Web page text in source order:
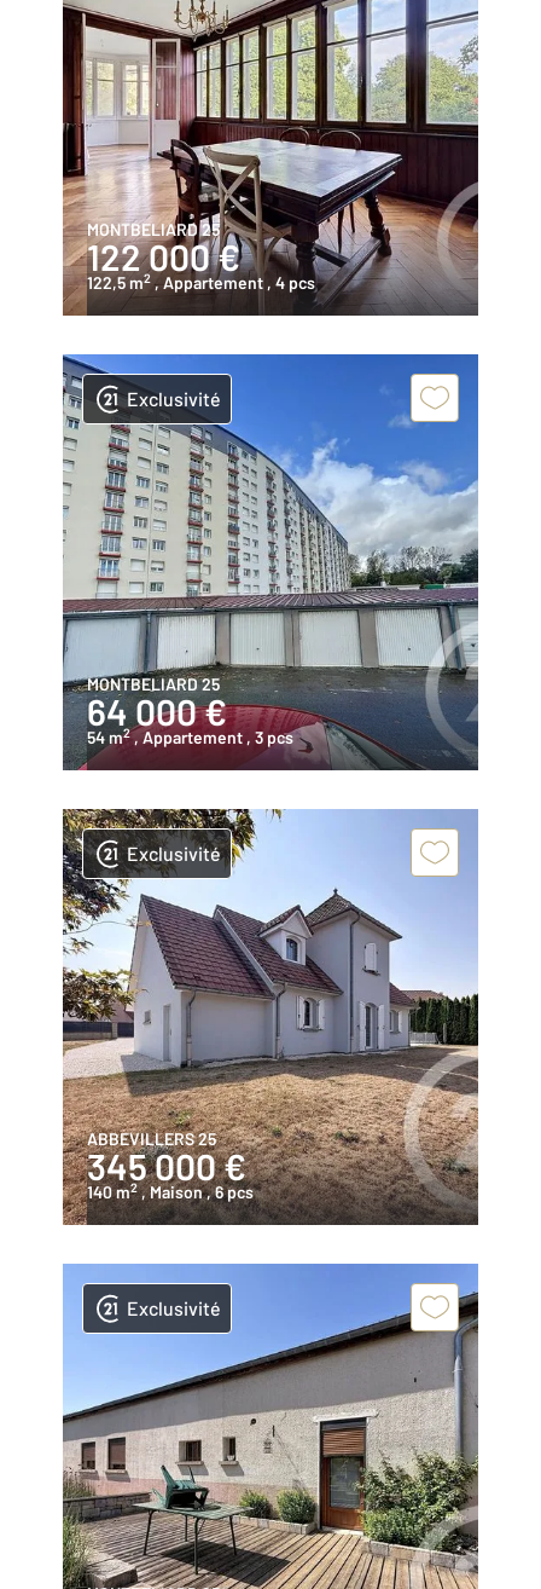
MONTBELIARD 25
122 000 €
122,5 m2 , Appartement , 4 pcs
Exclusivité
MONTBELIARD 25
64 000 €
54 m2 , Appartement , 3 pcs
Exclusivité
ABBEVILLERS 25
345 000 €
140 m2 , Maison, 6 pcs
Exclusivité